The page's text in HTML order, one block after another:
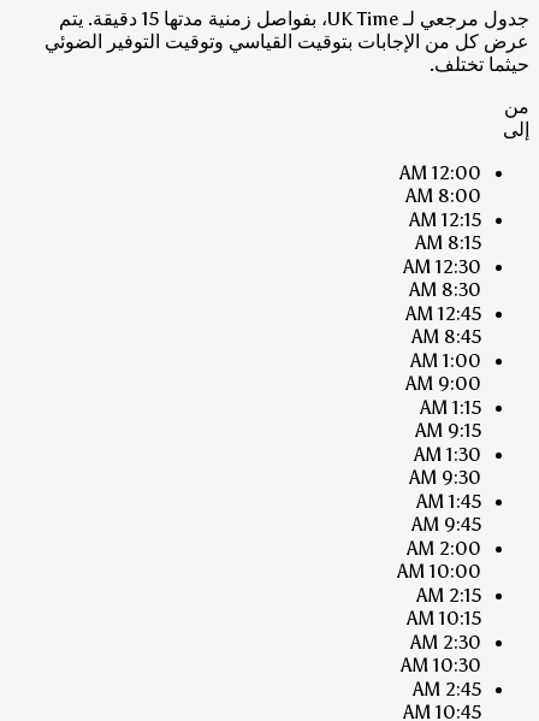
جدول مرجعي لـ UK Time، بفواصل زمنية مدتها 15 دقيقة. يتم
عرض كل من الإجابات بتوقيت القياسي وتوقيت التوفير الضوئي
حيثما تختلف.
من
إلى
12:00 AM
8:00 AM
12:15 AM
8:15 AM
12:30 AM
8:30 AM
12:45 AM
8:45 AM
1:00 AM
9:00 AM
1:15 AM
9:15 AM
1:30 AM
9:30 AM
1:45 AM
9:45 AM
2:00 AM
10:00 AM
2:15 AM
10:15 AM
2:30 AM
10:30 AM
2:45 AM
10:45 AM